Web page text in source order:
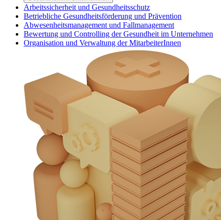
Arbeitssicherheit und Gesundheitsschutz
Betriebliche Gesundheitsförderung und Prävention
Abwesenheitsmanagement und Fallmanagement
Bewertung und Controlling der Gesundheit im Unternehmen
Organisation und Verwaltung der MitarbeiterInnen